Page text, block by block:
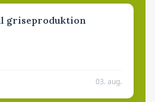
griseproduktion
03. aug.